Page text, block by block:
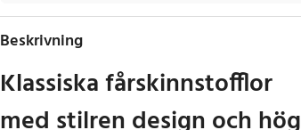
Beskrivning
Klassiska fårskinnstofflor
med stilren design och hög